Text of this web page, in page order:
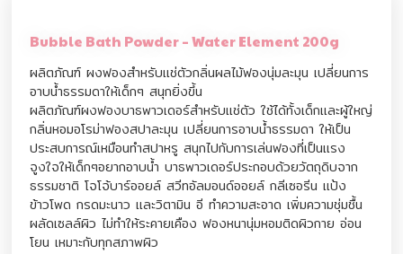
Bubble Bath Powder – Water Element 200g
ผลิตภัณฑ์ ผงฟองสำหรับแช่ตัวกลิ่นผลไม้ฟองนุ่มละมุน เปลี่ยนการ
อาบน้ำธรรมดาให้เด็กๆ สนุกยิ่งขึ้น
ผลิตภัณฑ์ผงฟองบาธพาวเดอร์สำหรับแช่ตัว ใช้ได้ทั้งเด็กและผู้ใหญ่
กลิ่นหอมอโรม่าฟองสปาละมุน เปลี่ยนการอาบน้ำธรรมดา ให้เป็น
ประสบการณ์เหมือนทำสปาหรู สนุกไปกับการเล่นฟองที่เป็นแรง
จูงใจให้เด็กๆอยากอาบน้ำ บาธพาวเดอร์ประกอบด้วยวัตถุดิบจาก
ธรรมชาติ โจโจ้บาร์ออยล์ สวีทอัลมอนด์ออยล์ กลีเซอรีน แป้ง
ข้าวโพด กรดมะนาว และวิตามิน อี ทำความสะอาด เพิ่มความชุ่มชื้น
ผลัดเซลล์ผิว ไม่ทำให้ระคายเคือง ฟองหนานุ่มหอมติดผิวกาย อ่อน
โยน เหมาะกับทุกสภาพผิว